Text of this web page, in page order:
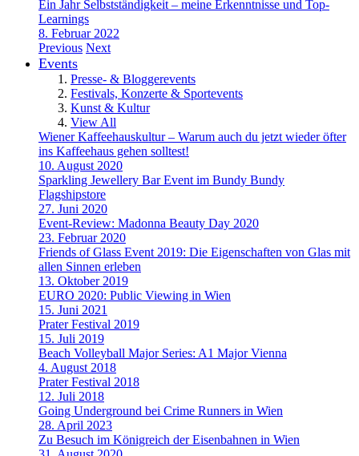
Ein Jahr Selbstständigkeit – meine Erkenntnisse und Top-
Learnings
8. Februar 2022
Previous Next
Events
Presse- & Bloggerevents
Festivals, Konzerte & Sportevents
Kunst & Kultur
View All
Wiener Kaffeehauskultur – Warum auch du jetzt wieder öfter
ins Kaffeehaus gehen solltest!
10. August 2020
Sparkling Jewellery Bar Event im Bundy Bundy
Flagshipstore
27. Juni 2020
Event-Review: Madonna Beauty Day 2020
23. Februar 2020
Friends of Glass Event 2019: Die Eigenschaften von Glas mit
allen Sinnen erleben
13. Oktober 2019
EURO 2020: Public Viewing in Wien
15. Juni 2021
Prater Festival 2019
15. Juli 2019
Beach Volleyball Major Series: A1 Major Vienna
4. August 2018
Prater Festival 2018
12. Juli 2018
Going Underground bei Crime Runners in Wien
28. April 2023
Zu Besuch im Königreich der Eisenbahnen in Wien